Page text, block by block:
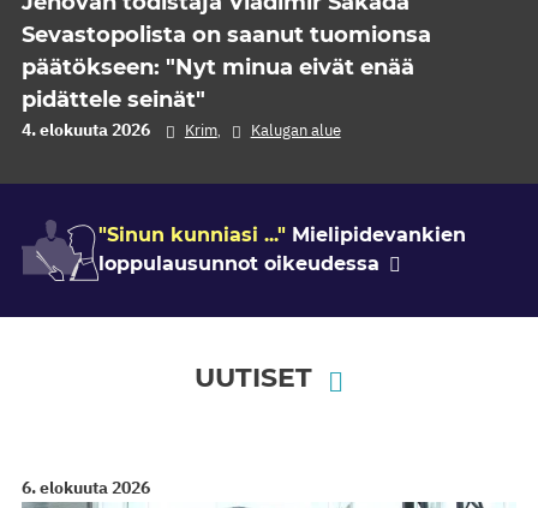
Sevastopolista on saanut tuomionsa
päätökseen: "Nyt minua eivät enää
pidättele seinät"
4. elokuuta 2026 Krim, Kalugan alue
"Sinun kunniasi ..." Mielipidevankien
loppulausunnot oikeudessa
UUTISET
6. elokuuta 2026